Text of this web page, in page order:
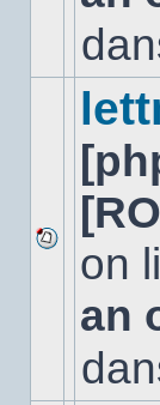
dans
sujet.
Aucun
nouveau
message
non-
dans
on
an